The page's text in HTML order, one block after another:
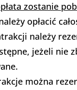
zostanie
opłacić
należy
jeżeli nie
można